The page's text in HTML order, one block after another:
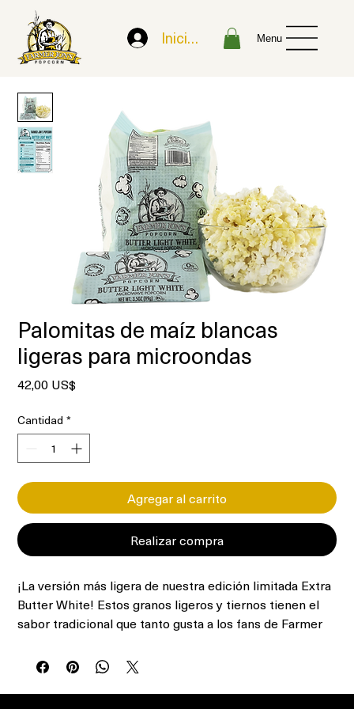
Menu
Iniciar sesión
Palomitas de maíz blancas
ligeras para microondas
42,00 US$Precio
Cantidad *
Agregar al carrito
Realizar compra
¡La versión más ligera de nuestra edición limitada Extra
Butter White! Estos granos ligeros y tiernos tienen el
sabor tradicional que tanto gusta a los fans de Farmer
irresistible. Palomitas para los amantes de las
palomitas, con menos grasa y menos calorías.